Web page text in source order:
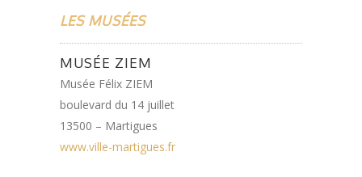
LES MUSÉES
MUSÉE ZIEM
Musée Félix ZIEM
boulevard du 14 juillet
13500 – Martigues
www.ville-martigues.fr